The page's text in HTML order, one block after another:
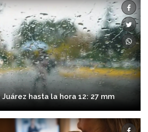
2026 12:28:00
hasta la hora 12: 27 mm